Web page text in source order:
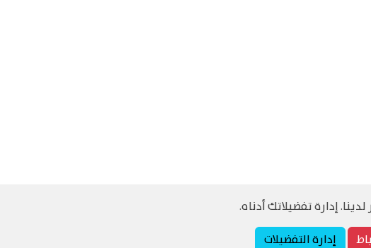
إدارة تفضيلاتك أدناه.
إدارة التفضيلات